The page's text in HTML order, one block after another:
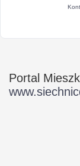
Portal